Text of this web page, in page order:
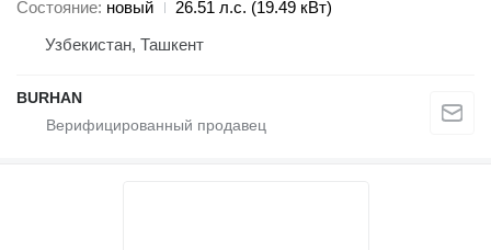
Состояние новый
26.51 л.с. (19.49 кВт)
Узбекистан, Ташкент
BURHAN